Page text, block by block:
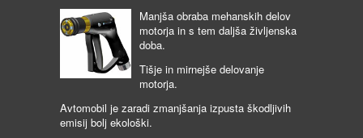
Manjša obraba mehanskih delov
motorja in s tem daljša življenska
doba.
Tišje in mirnejše delovanje
motorja.
Avtomobil je zaradi zmanjšanja izpusta škodljivih
emisij bolj ekološki.